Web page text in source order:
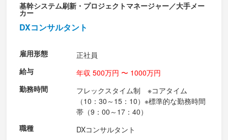
基幹システム刷新・プロジェクトマネージャー／大手メー
カー
DXコンサルタント
雇用形態
正社員
給与
年収 500万円 〜 1000万円
勤務時間
フレックスタイム制 ※コアタイム
（10：30～15：10）※標準的な勤務時間
帯（9：00～17：40）
職種
DXコンサルタント